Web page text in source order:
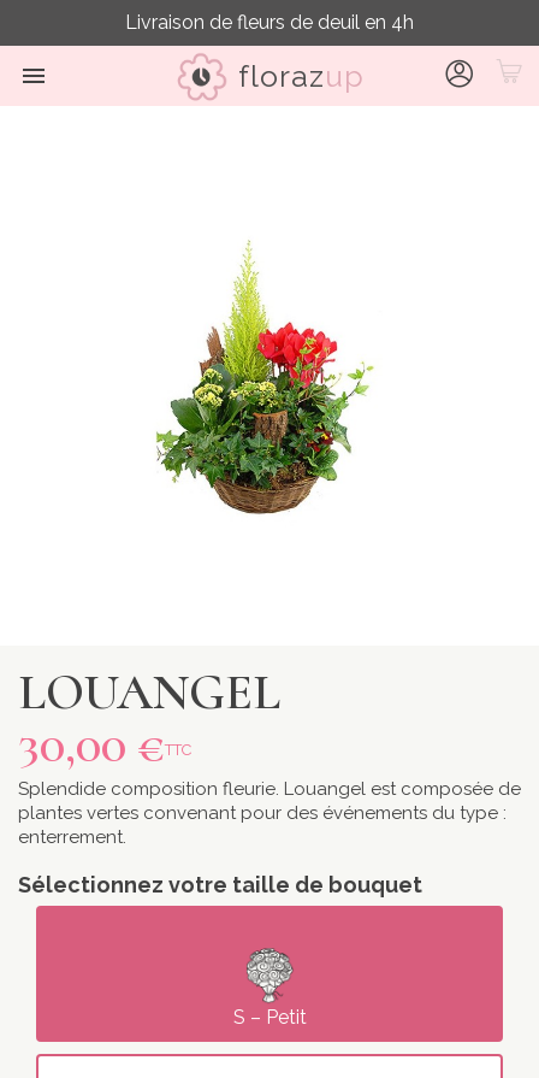
Livraison de fleurs de deuil en 4h
 florazup
LOUANGEL
30,00 €TTC
Splendide composition fleurie. Louangel est composée de
plantes vertes convenant pour des événements du type :
enterrement.
Sélectionnez votre taille de bouquet
S – Petit